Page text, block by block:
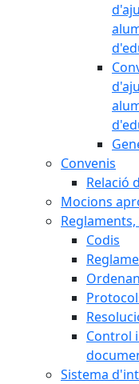
Convenis
Relació
Mocions
Codis
Control
Sistema